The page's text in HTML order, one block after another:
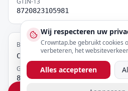
8720823105981
Bestelcode (Reservoir COMBI)
COMBI
GTIN-13
8720823100597
Wij respecteren uw
Crowntap.be gebruikt cookies
verbeteren, het
voorkeuren hieronder
Alles accepteren